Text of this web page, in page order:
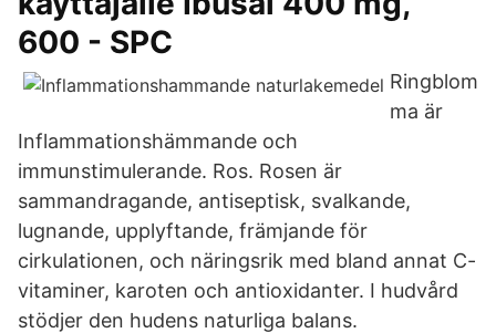
600 - SPC
Ringblom
ma är
Inflammationshämmande och
immunstimulerande. Ros. Rosen är
sammandragande, antiseptisk, svalkande,
lugnande, upplyftande, främjande för
cirkulationen, och näringsrik med bland annat C-
vitaminer, karoten och antioxidanter. I hudvård
stödjer den hudens naturliga balans.